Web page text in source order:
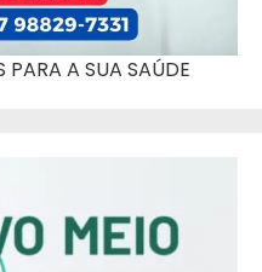
PARA A SUA SAÚDE